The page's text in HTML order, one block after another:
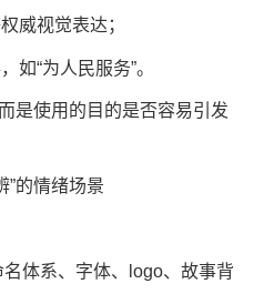
威视觉表达；
如“为人民服务”。
是使用的目的是否容易引发
”的情绪场景
体系、字体、logo、故事背